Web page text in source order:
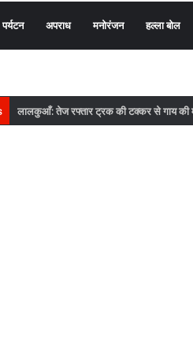
पर्यटन अपराध मनोरंजन हल्ला बोल
लालकुआँ: तेज रफ्तार ट्रक की टक्कर से गाय की